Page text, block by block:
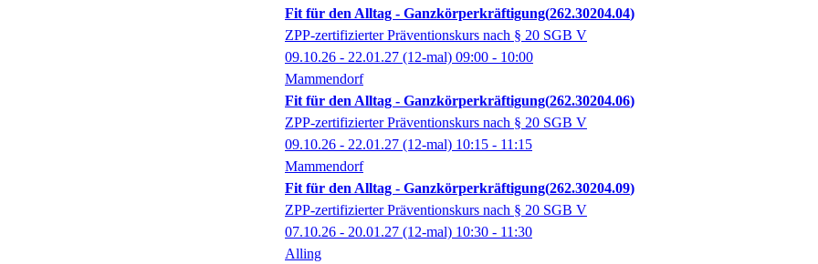
Fit für den Alltag - Ganzkörperkräftigung 262.30204.04
ZPP-zertifizierter Präventionskurs nach § 20 SGB V
09.10.26 - 22.01.27 (12-mal) 09:00 - 10:00
Mammendorf
Fit für den Alltag - Ganzkörperkräftigung 262.30204.06
ZPP-zertifizierter Präventionskurs nach § 20 SGB V
09.10.26 - 22.01.27 (12-mal) 10:15 - 11:15
Mammendorf
Fit für den Alltag - Ganzkörperkräftigung 262.30204.09
ZPP-zertifizierter Präventionskurs nach § 20 SGB V
07.10.26 - 20.01.27 (12-mal) 10:30 - 11:30
Alling